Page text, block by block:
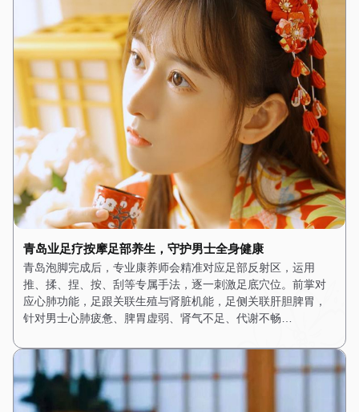
青岛业足疗按摩足部养生，守护男士全身健康
青岛泡脚完成后，专业康养师会精准对应足部反射区，运用
推、揉、捏、按、刮等专属手法，逐一刺激足底穴位。前掌对
应心肺功能，足跟关联生殖与肾脏机能，足侧关联肝胆脾胃，
针对男士心肺疲惫、脾胃虚弱、肾气不足、代谢不畅…